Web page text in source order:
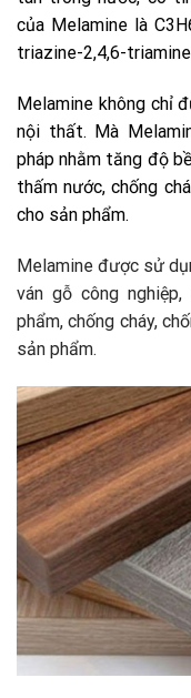
của Melamine là
triazine-2,4,6-
Melamine không chỉ
nội thất. Mà
pháp nhằm tăng độ
thấm nước, chống
cho sản phẩm.
Melamine được sử
ván gỗ công
phẩm, chống cháy,
sản phẩm.